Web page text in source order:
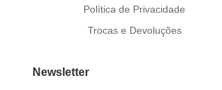
Política de Privacidade
Trocas e Devoluções
Newsletter